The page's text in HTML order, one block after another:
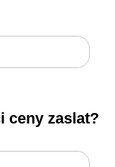
ceny zaslat?